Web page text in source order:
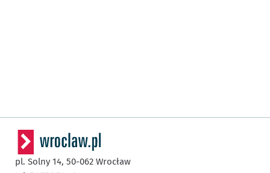
pl. Solny 14, 50-062 Wrocław